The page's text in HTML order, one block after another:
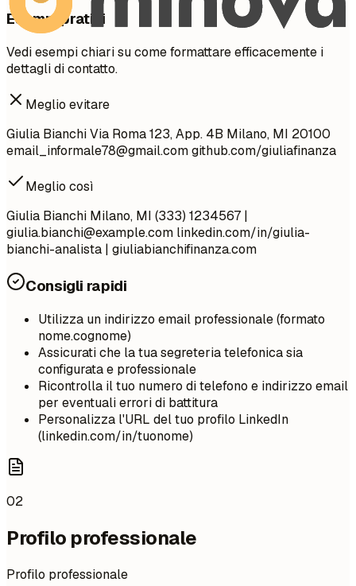
Esempi pratici
Vedi esempi chiari su come formattare efficacemente i
dettagli di contatto.
Meglio evitare
Giulia Bianchi Via Roma 123, App. 4B Milano, MI 20100
email_informale78@gmail.comgithub.com/giuliafinanza
Meglio così
Giulia Bianchi Milano, MI (333) 1234567 |
giulia.bianchi@example.com linkedin.com/in/giulia-
bianchi-analista | giuliabianchifinanza.com
Consigli rapidi
Utilizza un indirizzo email professionale (formato
nome.cognome)
Assicurati che la tua segreteria telefonica sia
configurata e professionale
Ricontrolla il tuo numero di telefono e indirizzo email
per eventuali errori di battitura
Personalizza l'URL del tuo profilo LinkedIn
(linkedin.com/in/tuonome)
02
Profilo professionale
Profilo professionale